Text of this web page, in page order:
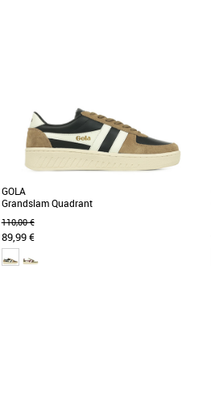
GOLA
Grandslam Quadrant
110,00 €
89,99 €